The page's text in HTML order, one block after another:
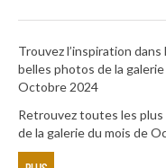
Trouvez l’inspiration dans
belles photos de la
Octobre 2024
Retrouvez toutes les
de la galerie du mois de